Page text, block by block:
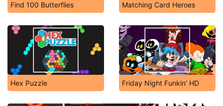
Find 100 Butterflies Matching Card Heroes
Hex Puzzle Friday Night Funkin' HD